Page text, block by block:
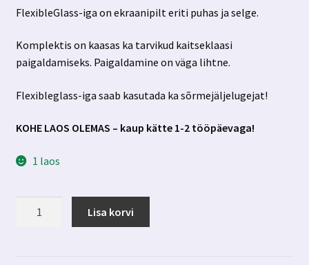
FlexibleGlass-iga on ekraanipilt eriti puhas ja selge.
Komplektis on kaasas ka tarvikud kaitseklaasi
paigaldamiseks. Paigaldamine on väga lihtne.
Flexibleglass-iga saab kasutada ka sõrmejäljelugejat!
KOHE LAOS OLEMAS – kaup kätte 1-2 tööpäevaga!
1 laos
Lisa korvi